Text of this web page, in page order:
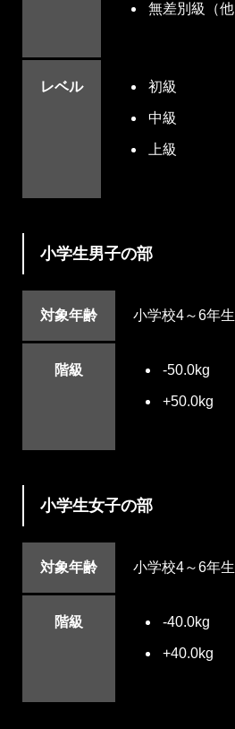
無差別級（
レベル 初級
中級
上級
小学生男子の部
対象年齢 小学校4～6年生
階級 -50.0kg
+50.0kg
小学生女子の部
対象年齢 小学校4～6年生
階級 -40.0kg
+40.0kg